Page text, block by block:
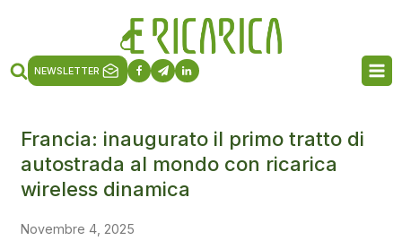
NEWSLETTER
Francia: inaugurato il primo tratto di
autostrada al mondo con ricarica
wireless dinamica
Novembre 4, 2025